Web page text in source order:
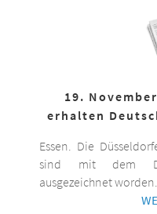
19.
erhalten
Essen. Die
sind mit dem
ausgezeichnet worden.